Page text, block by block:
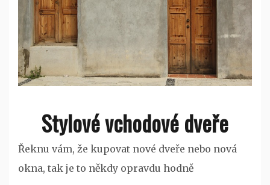
Stylové vchodové dveře
Řeknu vám, že kupovat nové dveře nebo nová
okna, tak je to někdy opravdu hodně